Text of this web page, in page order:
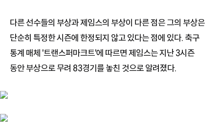
다른 선수들의 부상과 제임스의 부상이 다른 점은 그의 부상은
단순히 특정한 시즌에 한정되지 않고 있다는 점에 있다. 축구
통계 매체 '트랜스퍼마크트'에 따르면 제임스는 지난 3시즌
동안 부상으로 무려 83경기를 놓친 것으로 알려졌다.